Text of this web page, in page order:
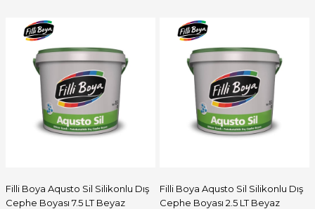
Filli Boya Aqusto Sil Silikonlu Dış
Cephe Boyası 7.5 LT Beyaz
Filli Boya Aqusto Sil Silikonlu Dış
Cephe Boyası 2.5 LT Beyaz